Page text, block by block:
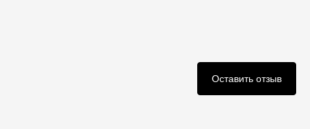
Оставить отзыв